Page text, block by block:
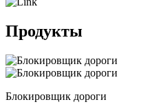
Продукты
Ƃлокировщик дороги